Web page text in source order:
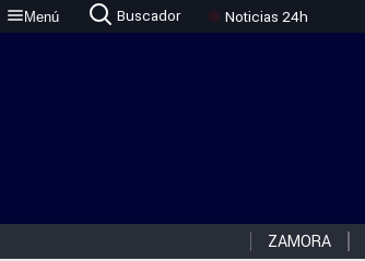
Menú Buscador Noticias 24h
ZAMORA